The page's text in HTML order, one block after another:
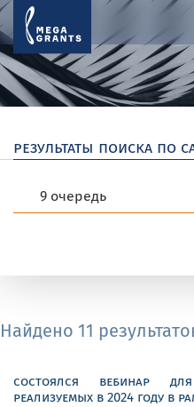
результаты поиска по
Найдено 11
состоялся вебинар
реализуемых в 2024 году в